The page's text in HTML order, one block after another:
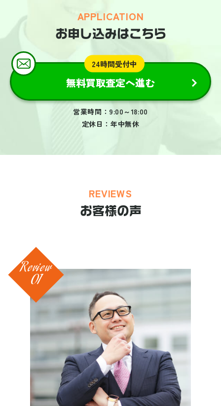
APPLICATION
お申し込みはこちら
24時間受付中
無料買取査定へ進む
営業時間：9:00～18:00
定休日：年中無休
REVIEWS
お客様の声
Review
01